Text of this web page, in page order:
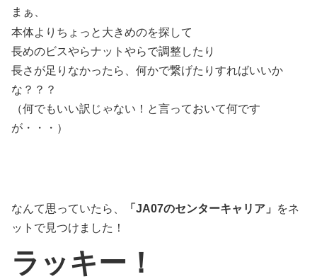
まぁ、
本体よりちょっと大きめのを探して
長めのビスやらナットやらで調整したり
長さが足りなかったら、何かで繋げたりすればいいか
な？？？
（何でもいい訳じゃない！と言っておいて何です
が・・・）
なんて思っていたら、 「JA07のセンターキャリア」
をネ
ットで見つけました！
ラッキー！